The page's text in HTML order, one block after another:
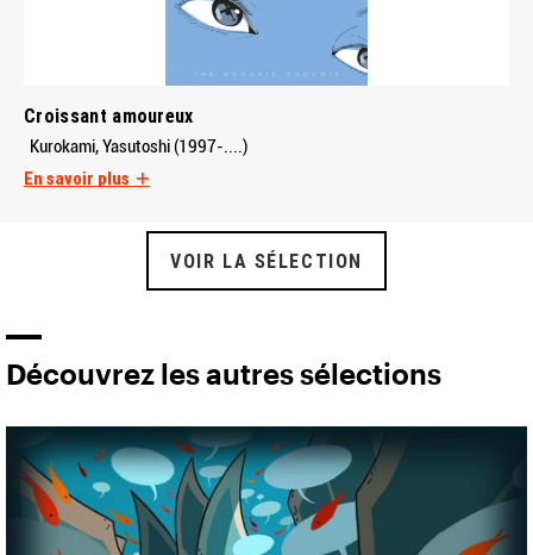
Croissant amoureux
Kurokami, Yasutoshi (1997-....)
En savoir plus
VOIR LA SÉLECTION
Découvrez les autres sélections